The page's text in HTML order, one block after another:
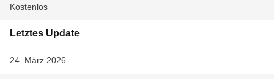
Kostenlos
Letztes Update
24. März 2026